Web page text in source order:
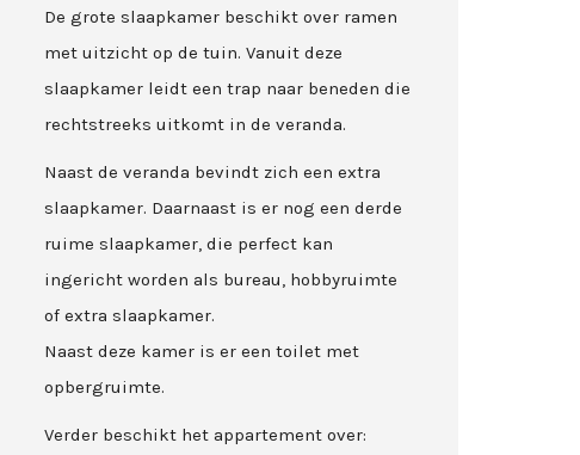
De grote slaapkamer beschikt over ramen
met uitzicht op de tuin. Vanuit deze
slaapkamer leidt een trap naar beneden die
rechtstreeks uitkomt in de veranda.
Naast de veranda bevindt zich een extra
slaapkamer. Daarnaast is er nog een derde
ruime slaapkamer, die perfect kan
ingericht worden als bureau, hobbyruimte
of extra slaapkamer.
Naast deze kamer is er een toilet met
opbergruimte.
Verder beschikt het appartement over: